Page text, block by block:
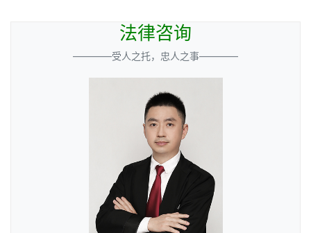
法律咨询
————受人之托，忠人之事————